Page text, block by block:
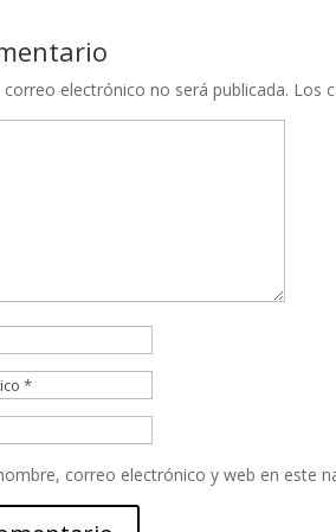
electrónico no será publicada. Los
correo electrónico y web en este